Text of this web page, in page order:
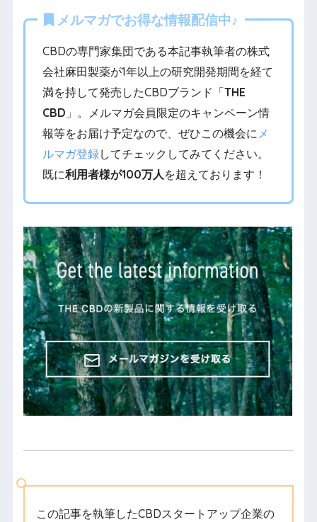
メルマガでお得な情報配信中♪
CBDの専門家集団である本記事執筆者の株式
会社麻田製薬が1年以上の研究開発期間を経て
満を持して発売したCBDブランド「THE
CBD 」。メルマガ会員限定のキャンペーン情
報等をお届け予定なので、ぜひこの機会に メ
ルマガ登録してチェックしてみてください。
既に利用者様が100万人 を超えております！
この記事を執筆したCBDスタートアップ企業の